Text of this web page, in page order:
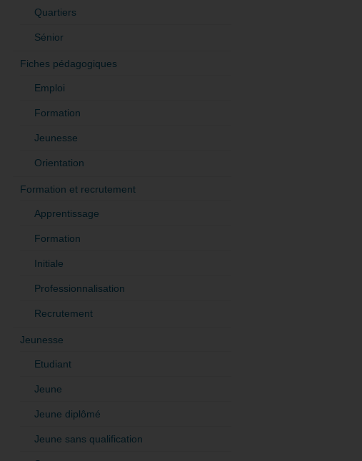
Quartiers
Sénior
Fiches pédagogiques
Emploi
Formation
Jeunesse
Orientation
Formation et recrutement
Apprentissage
Formation
Initiale
Professionnalisation
Recrutement
Jeunesse
Etudiant
Jeune
Jeune diplômé
Jeune sans qualification